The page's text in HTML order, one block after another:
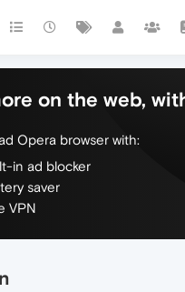
on the web,
Opera browser with:
in ad blocker
saver
VPN